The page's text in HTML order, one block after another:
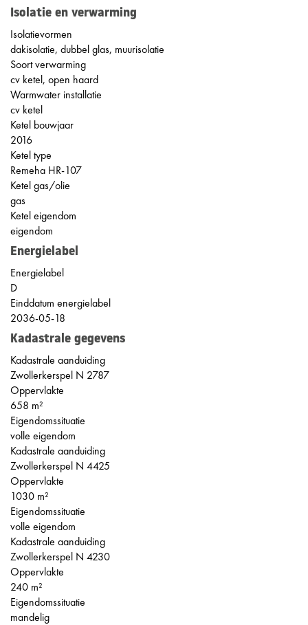
Isolatie en verwarming
Isolatievormen
dakisolatie, dubbel glas, muurisolatie
Soort verwarming
cv ketel, open haard
Warmwater installatie
cv ketel
Ketel bouwjaar
2016
Ketel type
Remeha HR-107
Ketel gas/olie
gas
Ketel eigendom
eigendom
Energielabel
Energielabel
D
Einddatum energielabel
2036-05-18
Kadastrale gegevens
Kadastrale aanduiding
Zwollerkerspel N 2787
Oppervlakte
658 m²
Eigendomssituatie
volle eigendom
Kadastrale aanduiding
Zwollerkerspel N 4425
Oppervlakte
1030 m²
Eigendomssituatie
volle eigendom
Kadastrale aanduiding
Zwollerkerspel N 4230
Oppervlakte
240 m²
Eigendomssituatie
mandelig